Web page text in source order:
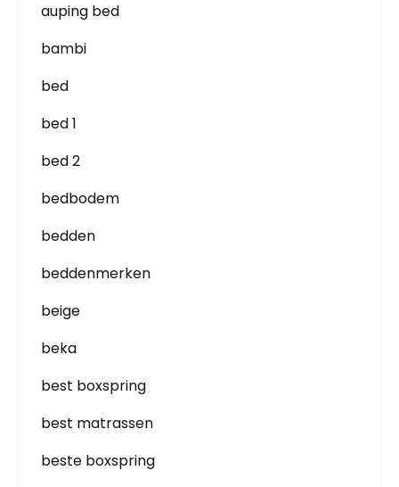
auping bed
bambi
bed
bed 1
bed 2
bedbodem
bedden
beddenmerken
beige
beka
best boxspring
best matrassen
beste boxspring